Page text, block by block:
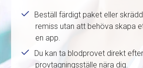
Beställ färdigt paket eller
remiss utan att behöva skapa
en app.
Du kan ta blodprovet direkt
provtagningsställe nära dig.